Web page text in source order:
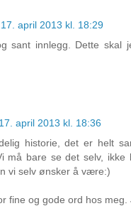
17. april 2013 kl. 18:29
sant innlegg. Dette skal
17. april 2013 kl. 18:36
historie, det er helt
må bare se det selv, ikke
vi selv ønsker å være:)
fine og gode ord hos